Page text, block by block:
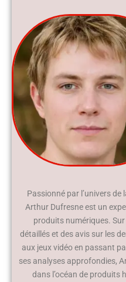
Passionné par l’univers de
Arthur Dufresne est un
produits numériques.
détaillés et des avis sur les
aux jeux vidéo en passant
ses analyses approfondies,
dans l’océan de produits